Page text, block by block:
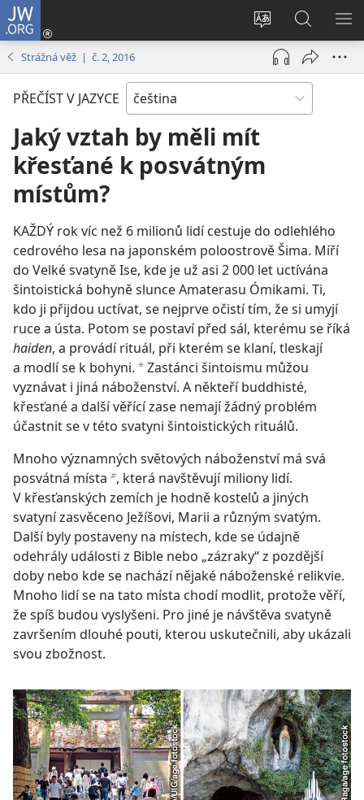
JW.ORG
Změnit
jazyk
stránek
Přihlásit
se
(otevřeno
okno)
Hledat
na
JW.ORG
Strážná věž | č. 2, 2016
PŘEČÍST V JAZYCE
Jaký vztah by měli mít
křesťané k posvátným
místům?
KAŽDÝ rok víc než 6 milionů lidí cestuje do odlehlého
cedrového lesa na japonském poloostrově Šima. Míří
do Velké svatyně Ise, kde je už asi 2 000 let uctívána
šintoistická bohyně slunce Amaterasu Ómikami. Ti,
kdo ji přijdou uctívat, se nejprve očistí tím, že si umyjí
ruce a ústa. Potom se postaví před sál, kterému se říká
haiden, a provádí rituál, při kterém se klaní, tleskají
a modlí se k bohyni. aZastánci šintoismu můžou
vyznávat i jiná náboženství. A někteří buddhisté,
křesťané a další věřící zase nemají žádný problém
účastnit se v této svatyni šintoistických rituálů.
Mnoho významných světových náboženství má svá
posvátná místa b, která navštěvují miliony lidí.
V křesťanských zemích je hodně kostelů a jiných
svatyní zasvěceno Ježíšovi, Marii a různým svatým.
Další byly postaveny na místech, kde se údajně
odehrály události z Bible nebo „zázraky“ z pozdější
doby nebo kde se nachází nějaké náboženské relikvie.
Mnoho lidí se na tato místa chodí modlit, protože věří,
že spíš budou vyslyšeni. Pro jiné je návštěva svatyně
završením dlouhé pouti, kterou uskutečnili, aby ukázali
svou zbožnost.